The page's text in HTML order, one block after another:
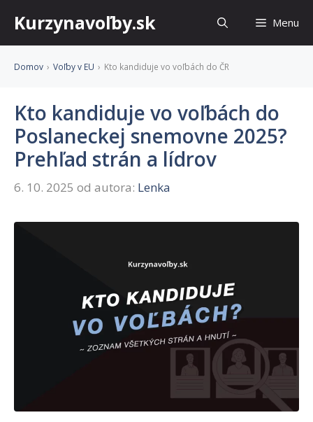
obsah
Kurzynavoľby.sk Menu
Domov › Voľby v EU › Kto kandiduje vo voľbách do ČR
Kto kandiduje vo voľbách do
Poslaneckej snemovne 2025?
Prehľad strán a lídrov
6. 10. 2025 od autora: Lenka